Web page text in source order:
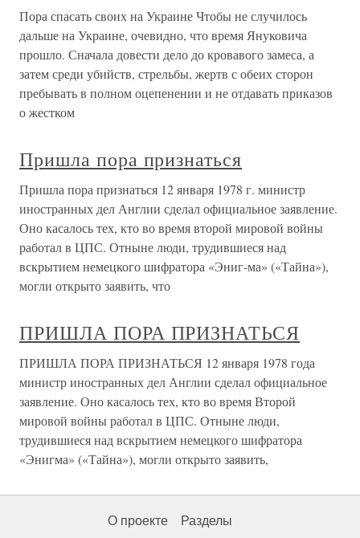
Пора спасать своих на Украине Чтобы не случилось
дальше на Украине, очевидно, что время Януковича
прошло. Сначала довести дело до кровавого замеса, а
затем среди убийств, стрельбы, жертв с обеих сторон
пребывать в полном оцепенении и не отдавать приказов
о жестком
Пришла пора признаться
Пришла пора признаться 12 января 1978 г. министр
иностранных дел Англии сделал официальное заявление.
Оно касалось тех, кто во время второй мировой войны
работал в ЦПС. Отныне люди, трудившиеся над
вскрытием немецкого шифратора «Эниг-ма» («Тайна»),
могли открыто заявить, что
ПРИШЛА ПОРА ПРИЗНАТЬСЯ
ПРИШЛА ПОРА ПРИЗНАТЬСЯ 12 января 1978 года
министр иностранных дел Англии сделал официальное
заявление. Оно касалось тех, кто во время Второй
мировой войны работал в ЦПС. Отныне люди,
трудившиеся над вскрытием немецкого шифратора
«Энигма» («Тайна»), могли открыто заявить,
О проекте Разделы